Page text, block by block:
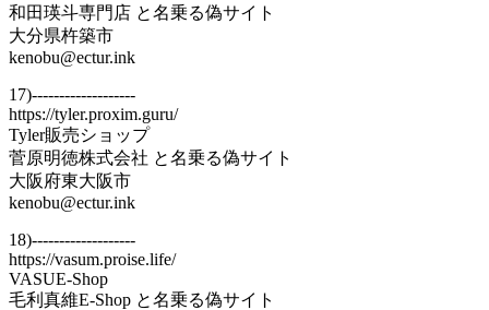
和田瑛斗専門店 と名乗る偽サイト
大分県杵築市
kenobu@ectur.ink
17)-------------------
https://tyler.proxim.guru/
Tyler販売ショップ
菅原明徳株式会社 と名乗る偽サイト
大阪府東大阪市
kenobu@ectur.ink
18)-------------------
https://vasum.proise.life/
VASUE-Shop
毛利真維E-Shop と名乗る偽サイト